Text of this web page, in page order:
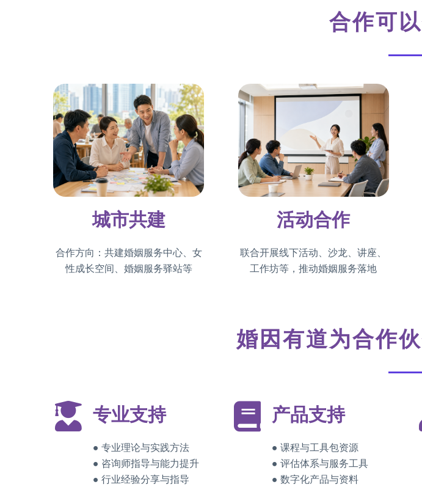
合作可
城市共建
合作方向：共建婚姻服务中心、女
性成长空间、婚姻服务驿站等
活动合作
联合开展线下活动、沙龙、讲座、
工作坊等，推动婚姻服务落地
婚因有道为合作
专业支持
● 专业理论与实践方法
● 咨询师指导与能力提升
● 行业经验分享与指导
产品支持
● 课程与工具包资源
● 评估体系与服务工具
● 数字化产品与资料